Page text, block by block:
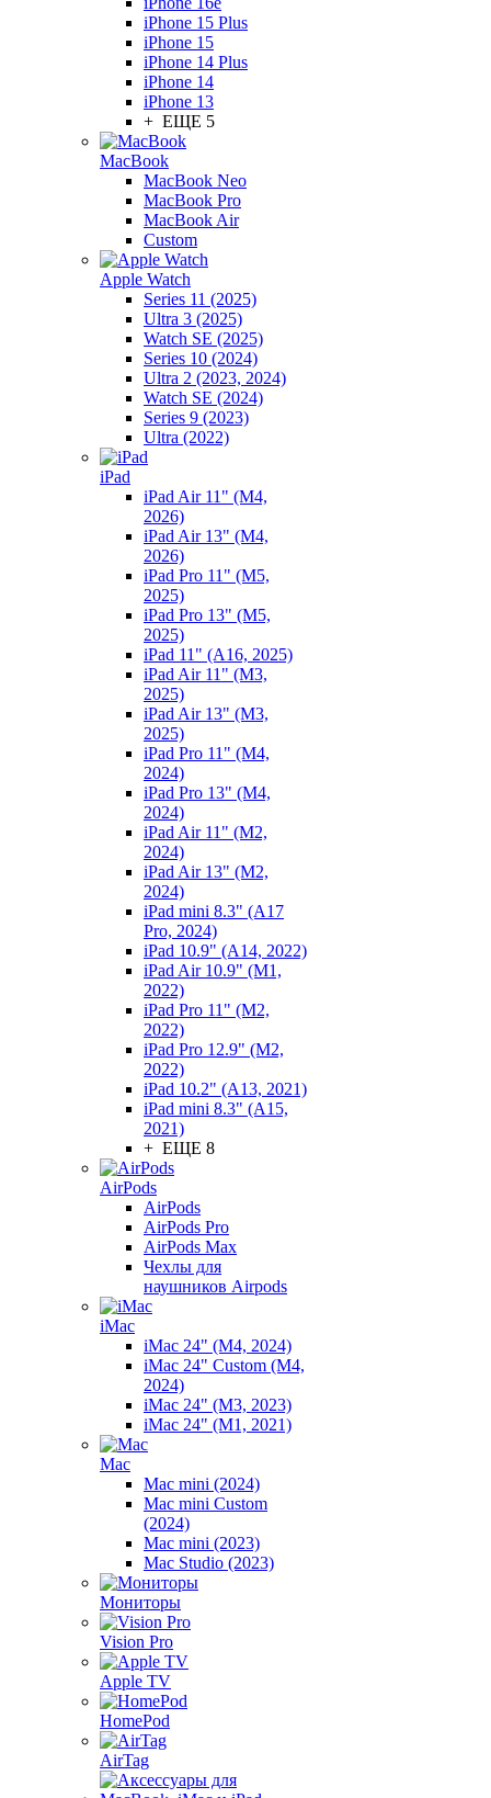
iPhone 15 Plus
iPhone 15
iPhone 14 Plus
iPhone 14
iPhone 13
+ ЕЩЕ 5
MacBook
MacBook Neo
MacBook Pro
MacBook Air
Custom
Apple Watch
Series 11 (2025)
Ultra 3 (2025)
Watch SE (2025)
Series 10 (2024)
Ultra 2 (2023, 2024)
Watch SE (2024)
Series 9 (2023)
Ultra (2022)
iPad
iPad Air 11" (M4,
2026)
iPad Air 13" (M4,
2026)
iPad Pro 11" (M5,
2025)
iPad Pro 13" (M5,
2025)
iPad 11" (A16, 2025)
iPad Air 11" (M3,
2025)
iPad Air 13" (M3,
2025)
iPad Pro 11" (M4,
2024)
iPad Pro 13" (M4,
2024)
iPad Air 11" (M2,
2024)
iPad Air 13" (M2,
2024)
iPad mini 8.3" (A17
Pro, 2024)
iPad 10.9" (A14, 2022)
iPad Air 10.9" (M1,
2022)
iPad Pro 11" (M2,
2022)
iPad Pro 12.9" (M2,
2022)
iPad 10.2" (A13, 2021)
iPad mini 8.3" (A15,
2021)
+ ЕЩЕ 8
AirPods
AirPods
AirPods Pro
AirPods Max
Чехлы для
наушников Airpods
iMac
iMac 24" (M4, 2024)
iMac 24" Custom (M4,
2024)
iMac 24" (M3, 2023)
iMac 24" (M1, 2021)
Mac
Mac mini (2024)
Mac mini Custom
(2024)
Mac mini (2023)
Mac Studio (2023)
Мониторы
Vision Pro
Apple TV
HomePod
AirTag